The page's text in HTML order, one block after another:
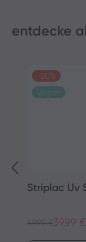
entdecke
Produktgalerie
-20%
Vegan
Striplac Uv
Regulärer Preis:
49,99 €39,99 €